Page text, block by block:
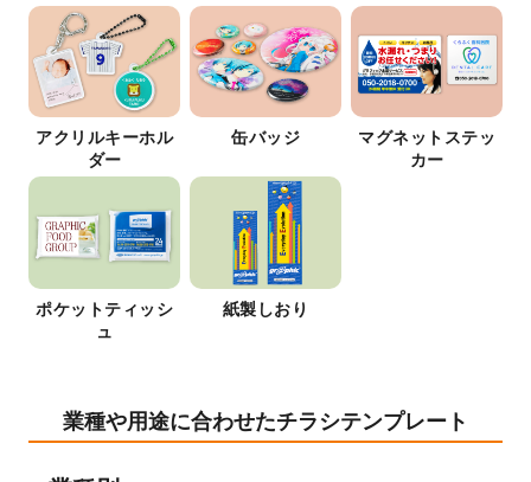
アクリルキーホル
ダー
缶バッジ
マグネットステッ
カー
ポケットティッシ
ュ
紙製しおり
業種や用途に合わせたチラシテンプレート